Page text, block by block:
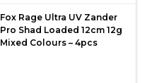
Fox Rage Ultra UV Zander
Pro Shad Loaded 12cm 12g
Mixed Colours – 4pcs